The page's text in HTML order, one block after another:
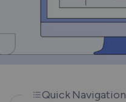
Quick Navigation